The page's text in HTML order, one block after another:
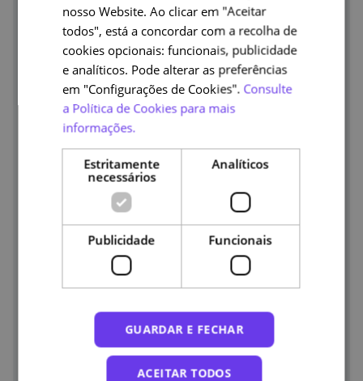
Nelson Jorge
Categorias
Consultor Sénior de eLearning
Categorias
eLearning Developer e Instructional Designer
nosso Website. Ao clicar em "Aceitar
todos", está a concordar com a recolha de
cookies opcionais: funcionais, publicidade
e analíticos. Pode alterar as preferências
em "Configurações de Cookies". Consulte
a Política de Cookies para mais
informações.
Estritamente
necessários
Analíticos
Publicidade Funcionais
GUARDAR E FECHAR
ACEITAR TODOS